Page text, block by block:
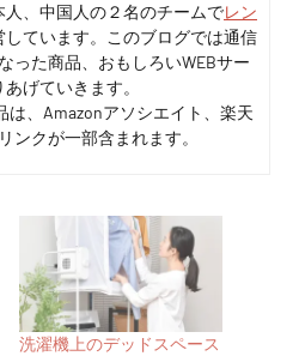
人、中国人の２名のチームでレン
ています。このブログでは通信
った商品、おもしろいWEBサー
げていきます。
は、Amazonアソシエイト、楽天
ンクが一部含まれます。
洗濯機上のデッドスペース